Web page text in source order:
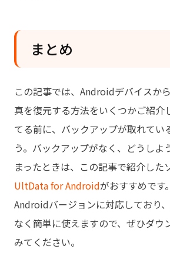
まとめ
この記事では、Androidデバイスか
真を復元する方法をいくつかご紹介
てる前に、バックアップが取れてい
う。バックアップがなく、どうしよ
まったときは、この記事で紹介した
UltData for Androidがおすすめです
Androidバージョンに対応しており
なく簡単に使えますので、ぜひダウ
みてください。